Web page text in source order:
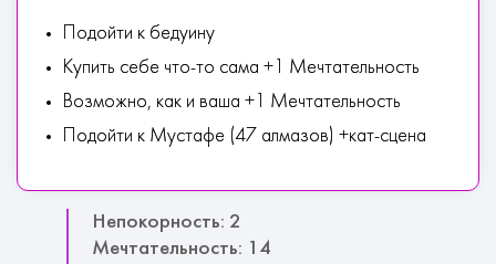
Подойти к бедуину
Купить себе что-то сама +1 Мечтательность
Возможно, как и ваша +1 Мечтательность
Подойти к Мустафе (47 алмазов) +кат-сцена
Непокорность: 2
Мечтательность: 14